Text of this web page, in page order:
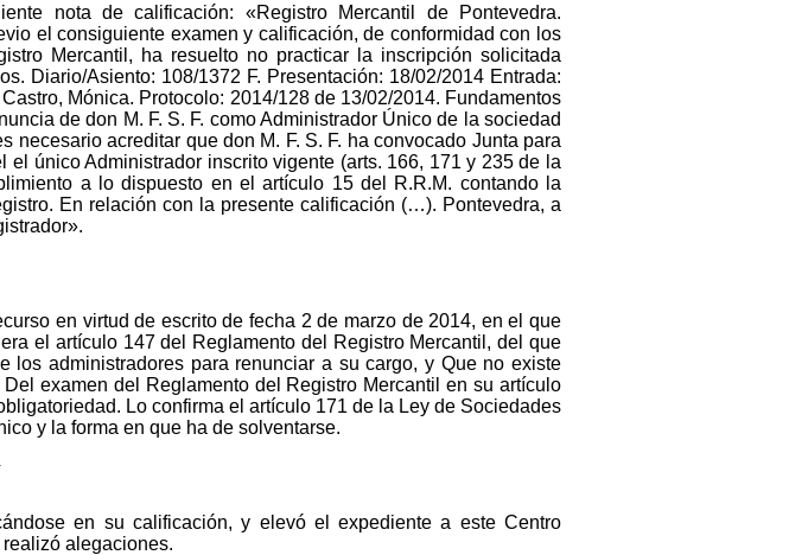
nota de calificación: «Registro Mercantil de Pontevedra.
el consiguiente examen y calificación, de conformidad con los
Mercantil, ha resuelto no practicar la inscripción solicitada
Diario/Asiento: 108/1372 F. Presentación: 18/02/2014 Entrada:
Mónica. Protocolo: 2014/128 de 13/02/2014. Fundamentos
de don M. F. S. F. como Administrador Único de la sociedad
necesario acreditar que don M. F. S. F. ha convocado Junta para
único Administrador inscrito vigente (arts. 166, 171 y 235 de la
a lo dispuesto en el artículo 15 del R.R.M. contando la
En relación con la presente calificación (…). Pontevedra, a
en virtud de escrito de fecha 2 de marzo de 2014, en el que
el artículo 147 del Reglamento del Registro Mercantil, del que
administradores para renunciar a su cargo, y Que no existe
examen del Reglamento del Registro Mercantil en su artículo
Lo confirma el artículo 171 de la Ley de Sociedades
y la forma en que ha de solventarse.
en su calificación, y elevó el expediente a este Centro
alegaciones.